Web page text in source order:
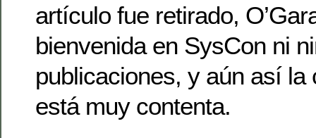
artículo fue retirado,
bienvenida en SysCon ni
publicaciones, y aún así la
está muy contenta.